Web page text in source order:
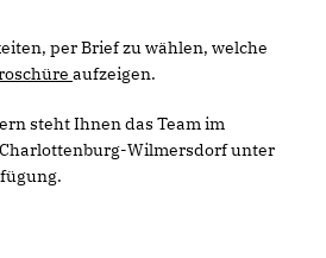
per Brief zu wählen, welche
aufzeigen.
steht Ihnen das Team im
Wilmersdorf unter